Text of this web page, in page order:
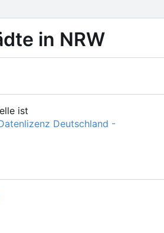
in NRW
ist
Deutschland -